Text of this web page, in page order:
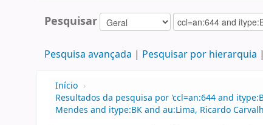
Pesquisar
Pesquisa avançada Pesquisar por hierarquia
Início ›
Resultados da pesquisa por 'ccl=an:644 and
Mendes and itype:BK and au:Lima, Ricardo